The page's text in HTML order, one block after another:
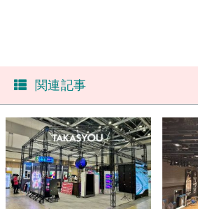
関連記事